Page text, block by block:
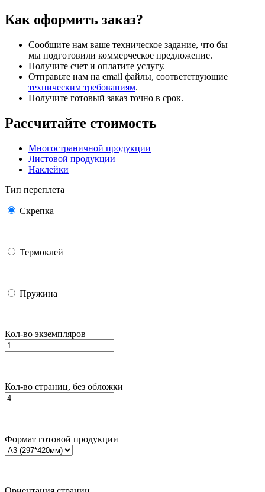
Как оформить заказ?
Сообщите нам ваше техническое задание, что бы
мы подготовили коммерческое предложение.
Получите счет и оплатите услугу.
Отправьте нам на email файлы, соответствующие
техническим требованиям.
Получите готовый заказ точно в срок.
Рассчитайте стоимость
Многостраничной продукции
Листовой продукции
Наклейки
Тип переплета
Скрепка
Термоклей
Пружина
Кол-во экземпляров
Кол-во страниц, без обложки
Формат готовой продукции